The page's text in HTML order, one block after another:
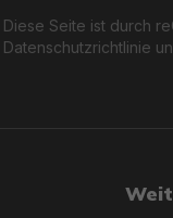
Diese Seite ist durch
Datenschutzrichtlinie